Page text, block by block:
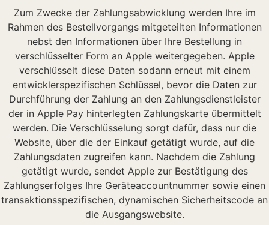
Zum Zwecke der Zahlungsabwicklung werden Ihre im
Rahmen des Bestellvorgangs mitgeteilten Informationen
nebst den Informationen über Ihre Bestellung in
verschlüsselter Form an Apple weitergegeben. Apple
verschlüsselt diese Daten sodann erneut mit einem
entwicklerspezifischen Schlüssel, bevor die Daten zur
Durchführung der Zahlung an den Zahlungsdienstleister
der in Apple Pay hinterlegten Zahlungskarte übermittelt
werden. Die Verschlüsselung sorgt dafür, dass nur die
Website, über die der Einkauf getätigt wurde, auf die
Zahlungsdaten zugreifen kann. Nachdem die Zahlung
getätigt wurde, sendet Apple zur Bestätigung des
Zahlungserfolges Ihre Geräteaccountnummer sowie einen
transaktionsspezifischen, dynamischen Sicherheitscode an
die Ausgangswebsite.